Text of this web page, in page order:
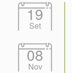
19
Set
08
Nov